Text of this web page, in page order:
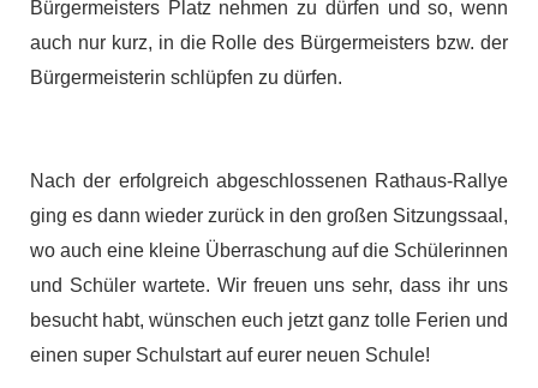
Bürgermeisters Platz nehmen zu dürfen und so, wenn
auch nur kurz, in die Rolle des Bürgermeisters bzw. der
Bürgermeisterin schlüpfen zu dürfen.
Nach der erfolgreich abgeschlossenen Rathaus-Rallye
ging es dann wieder zurück in den großen Sitzungssaal,
wo auch eine kleine Überraschung auf die Schülerinnen
und Schüler wartete. Wir freuen uns sehr, dass ihr uns
besucht habt, wünschen euch jetzt ganz tolle Ferien und
einen super Schulstart auf eurer neuen Schule!